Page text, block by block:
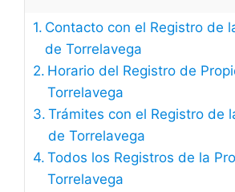
Contacto con el Registro de
de Torrelavega
Horario del Registro de
Torrelavega
Trámites con el Registro de
de Torrelavega
Todos los Registros de la
Torrelavega